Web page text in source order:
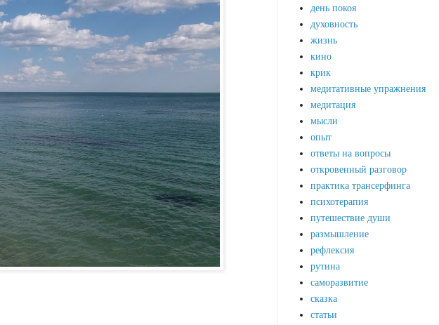
день покоя
духовность
жизнь
кино
крик
медитативные упражнения
медитация
мысли
опыт
ответы на вопросы
откровенный разговор
практика трансерфинга
психотерапия
путешествие души
размышление
рефлексия
рутина
саморазвитие
сказка
статьи